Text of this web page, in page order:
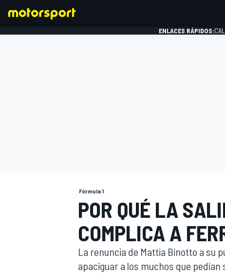
INDYCAR
ENLACES RÁPIDOS:
Fórmula 1
POR QUÉ LA
COMPLICA A
La renuncia de Mattia Binotto a su
apaciguar a los muchos que